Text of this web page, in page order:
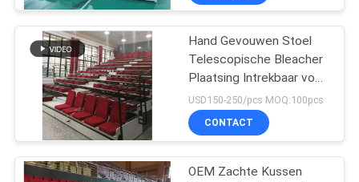
De stoelen van het
filmtheater
Hand Gevouwen Stoel
Telescopische Bleacher
Plaatsing Intrekbaar voor
Conferentiezaal
USD150-250/pcs MOQ:100pcs
CONTACT
OEM Zachte Kussen